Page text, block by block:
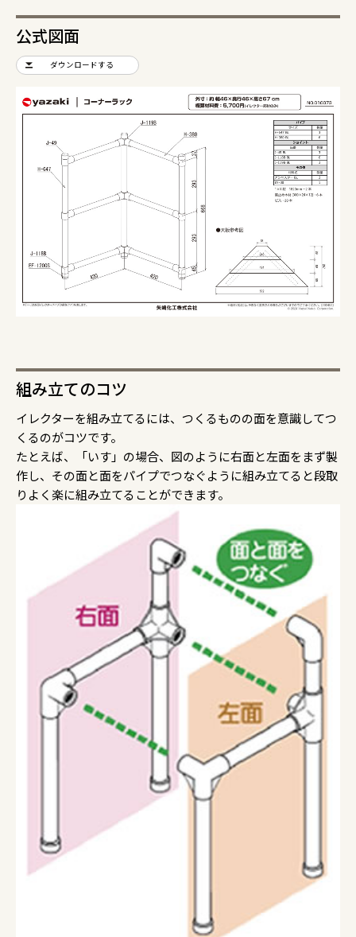
公式図面
ダウンロードする
組み立てのコツ
イレクターを組み立てるには、つくるものの面を意識してつ
くるのがコツです。
たとえば、「いす」の場合、図のように右面と左面をまず製
作し、その面と面をパイプでつなぐように組み立てると段取
りよく楽に組み立てることができます。